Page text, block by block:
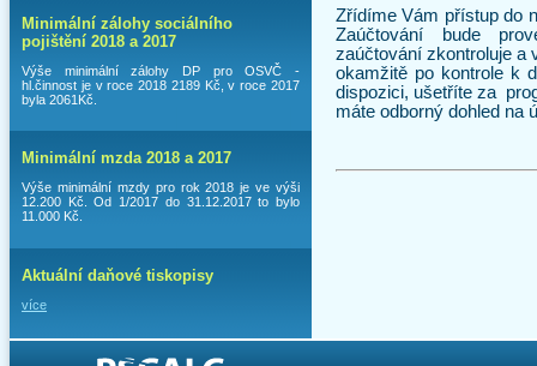
Minimální zálohy sociálního
pojištění 2018 a 2017
Výše minimální zálohy DP pro OSVČ -
hl.činnost je v roce 2018 2189 Kč, v roce 2017
byla 2061Kč.
Minimální mzda 2018 a 2017
Výše minimální mzdy pro rok 2018 je ve výši
12.200 Kč. Od 1/2017 do 31.12.2017 to bylo
11.000 Kč.
Aktuální daňové tiskopisy
více
Zřídíme Vám přístup do
Zaúčtování bude
zaúčtování zkontroluje a
okamžitě po kontrole k
dispozici, ušetříte za
máte odborný dohled na